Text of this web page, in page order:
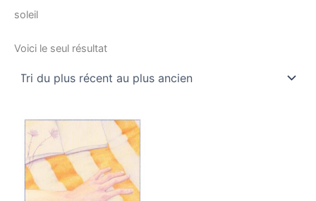
soleil
Voici le seul résultat